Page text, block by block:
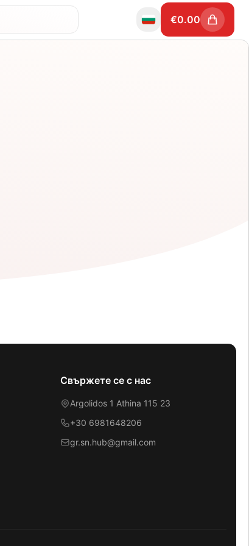
€0.00
Свържете се с нас
Argolidos 1 Athina 115 23
+30 6981648206
gr.sn.hub@gmail.com